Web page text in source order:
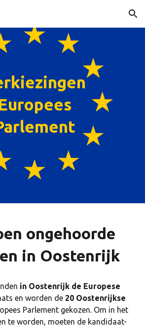
Skip to navigation
ongehoorde
in Oostenrijk
in Oostenrijk de Europese
en worden de 20 Oostenrijkse
Parlement gekozen. Om in het
te worden, moeten de kandidaat-